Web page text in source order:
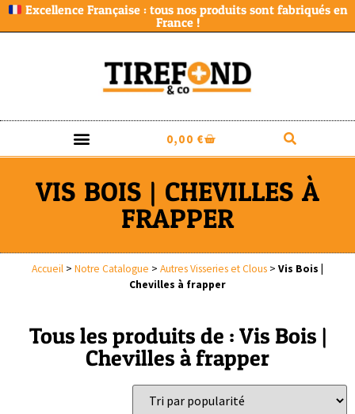
Excellence Française : tous nos produits sont fabriqués en
France !
0,00 €
VIS BOIS | CHEVILLES À
FRAPPER
Accueil > Notre Catalogue > Autres Visseries et Clous > Vis Bois |
Chevilles à frapper
Tous les produits de : Vis Bois |
Chevilles à frapper